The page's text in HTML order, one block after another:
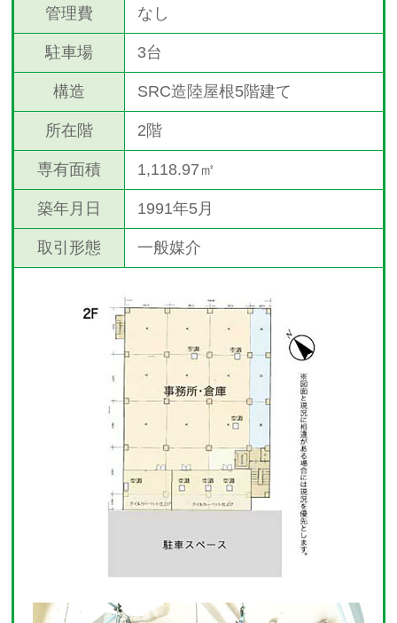
管理費
駐車場
なし
3台
構造
所在階
専有面積
築年月日
取引形態
SRC造陸屋根5階建て
2階
1,118.97㎡
1991年5月
一般媒介